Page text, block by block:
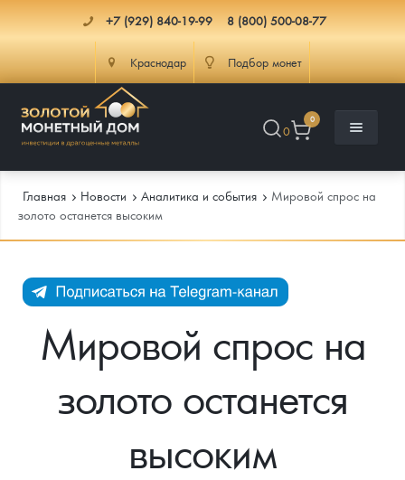
+7 (929) 840-19-99 8 (800) 500-08-77
Краснодар Подбор монет
0
0
Каталог Монет
Инвестиционные монеты
Монеты Царской России
Монеты стран мира после 1950г
Георгий Победоносец
Инфо
Как сделать заказ
Доставка
Главная Новости Аналитика и события
Мировой спрос на
золото останется высоким
Мировой спрос на
золото останется
высоким